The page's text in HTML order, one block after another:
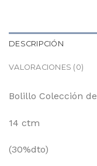
DESCRIPCIÓN
VALORACIONES (0)
Bolillo Colección de
14 ctm
(30%dto)